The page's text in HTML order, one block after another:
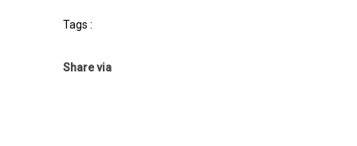
Tags :
Share via